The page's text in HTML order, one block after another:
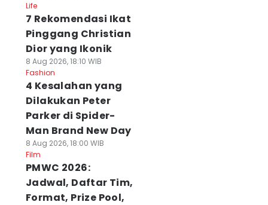
Life
7 Rekomendasi Ikat
Pinggang Christian
Dior yang Ikonik
8 Aug 2026, 18:10 WIB
Fashion
4 Kesalahan yang
Dilakukan Peter
Parker di Spider-
Man Brand New Day
8 Aug 2026, 18:00 WIB
Film
PMWC 2026:
Jadwal, Daftar Tim,
Format, Prize Pool,